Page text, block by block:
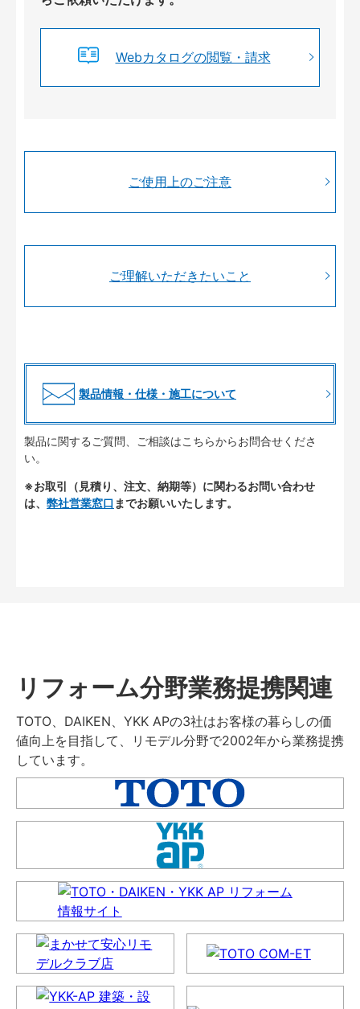
Webカタログの閲覧・請求
ご使用上のご注意
ご理解いただきたいこと
製品情報・仕様・施工について
製品に関するご質問、ご相談はこちらからお問合せくださ
い。
※お取引（見積り、注文、納期等）に関わるお問い合わせ
は、 弊社営業窓口 までお願いいたします。
リフォーム分野業務提携関連
TOTO、DAIKEN、YKK APの3社はお客様の暮らしの価
値向上を目指して、リモデル分野で2002年から業務提携
しています。